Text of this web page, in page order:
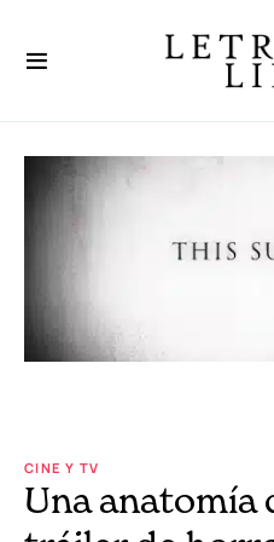
CINE Y TV
Una anatomía